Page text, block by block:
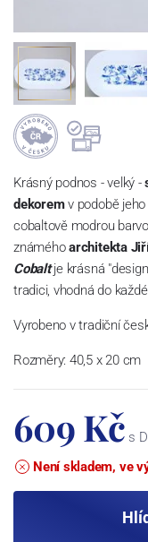
Krásný podnos - velký -
dekoremv podobě
cobaltově modrou
známéhoarchitekta
Cobaltje krásná
tradici, vhodná do
Vyrobeno v tradiční
Rozměry: 40,5 x 20 cm
609 Kč s
Není skladem, ve